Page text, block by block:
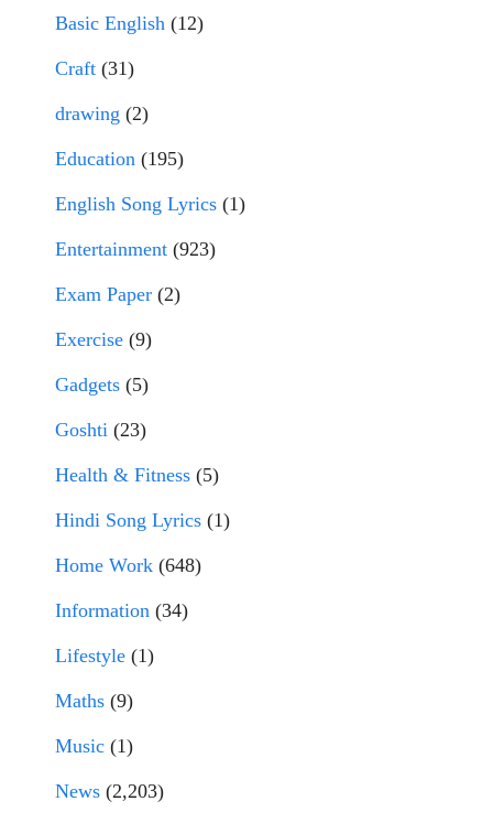
Basic English (12)
Craft (31)
drawing (2)
Education (195)
English Song Lyrics (1)
Entertainment (923)
Exam Paper (2)
Exercise (9)
Gadgets (5)
Goshti (23)
Health & Fitness (5)
Hindi Song Lyrics (1)
Home Work (648)
Information (34)
Lifestyle (1)
Maths (9)
Music (1)
News (2,203)